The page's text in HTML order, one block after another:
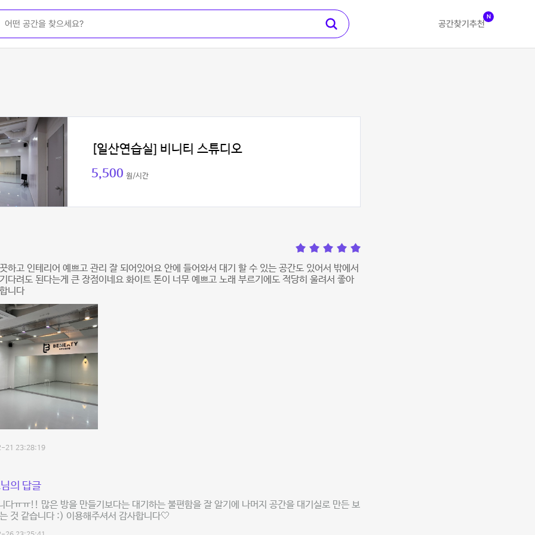
공간찾기 추천
N
[일산연습실] 비니티 스튜디오
5,500 원/시간
하고 인테리어 예쁘고 관리 잘 되어있어요 안에 들어와서 대기 할 수 있는 공간도 있어서 밖에서
다려도 된다는게 큰 장점이네요 화이트 톤이 너무 예쁘고 노래 부르기에도 적당히 울려서 좋아
니다
21 23:28:19
의 답글
다ㅠㅠ!! 많은 방을 만들기보다는 대기하는 불편함을 잘 알기에 나머지 공간을 대기실로 만든 보
것 같습니다 :) 이용해주셔서 감사합니다🤍